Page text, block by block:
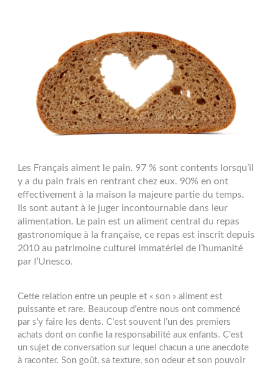
Les Français aiment le pain. 97 % sont contents lorsqu’il
y a du pain frais en rentrant chez eux. 90% en ont
effectivement à la maison la majeure partie du temps.
Ils sont autant à le juger incontournable dans leur
alimentation. Le pain est un aliment central du repas
gastronomique à la française, ce repas est inscrit depuis
2010 au patrimoine culturel immatériel de l’humanité
par l’Unesco.
Cette relation entre un peuple et « son » aliment est
puissante et rare. Beaucoup d’entre nous ont commencé
par s’y faire les dents. C’est souvent l’un des premiers
achats dont on confie la responsabilité aux enfants. C’est
un sujet de conversation sur lequel chacun a une anecdote
à raconter. Son goût, sa texture, son odeur et son pouvoir